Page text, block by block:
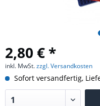
2,80 € *
inkl. MwSt.zzgl. Versandkosten
Sofort versandfertig,